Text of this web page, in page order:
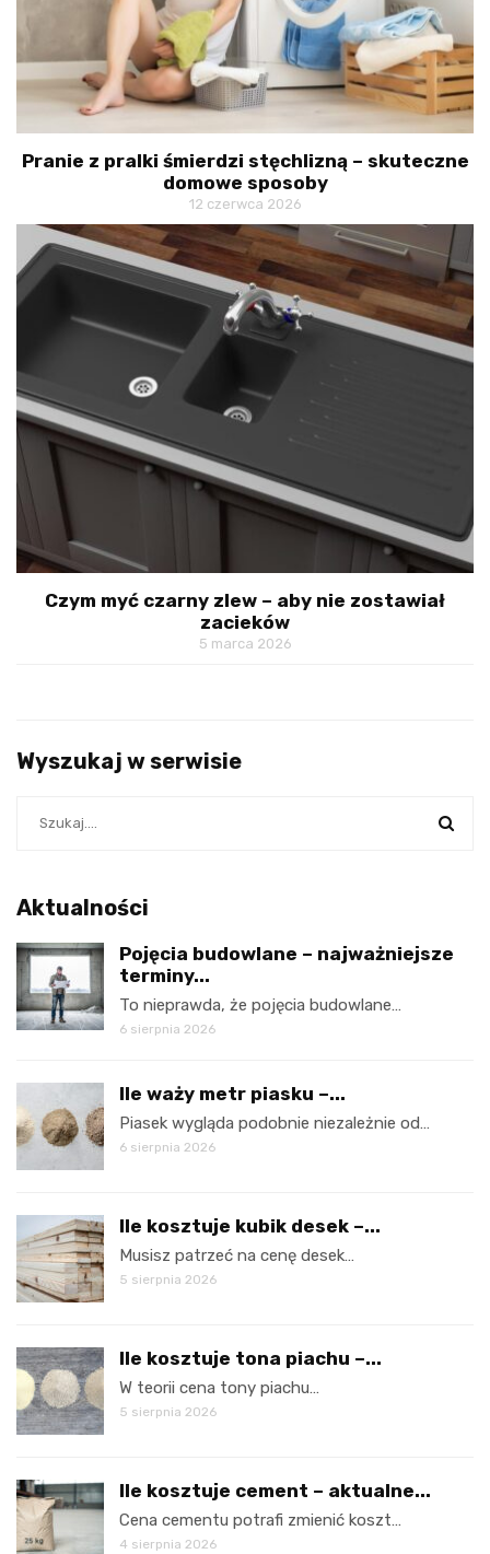
Pranie z pralki śmierdzi stęchlizną – skuteczne
domowe sposoby
12 czerwca 2026
Czym myć czarny zlew – aby nie zostawiał
zacieków
5 marca 2026
Wyszukaj w serwisie
Aktualności
Pojęcia budowlane – najważniejsze
terminy...
To nieprawda, że pojęcia budowlane…
6 sierpnia 2026
Ile waży metr piasku –...
Piasek wygląda podobnie niezależnie od…
6 sierpnia 2026
Ile kosztuje kubik desek –...
Musisz patrzeć na cenę desek…
5 sierpnia 2026
Ile kosztuje tona piachu –...
W teorii cena tony piachu…
5 sierpnia 2026
Ile kosztuje cement – aktualne...
Cena cementu potrafi zmienić koszt…
4 sierpnia 2026